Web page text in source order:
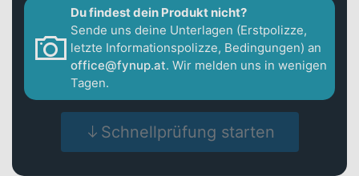
Du findest dein Produkt nicht?
Sende uns deine Unterlagen (Erstpolizze,
letzte Informationspolizze, Bedingungen) an
office@fynup.at. Wir melden uns in wenigen
Tagen.
Schnellprüfung starten